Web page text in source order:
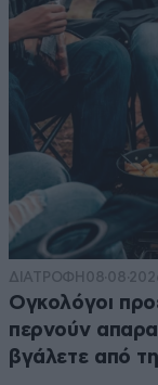
ΔΙΑΤΡΟΦΗ
Ογκολόγοι
περνούν
βγάλετε από